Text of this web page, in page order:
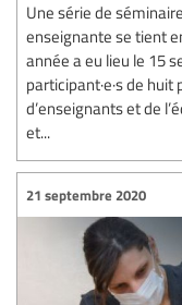
Une série de
enseignante se tient
année a eu lieu le 15
participant·e·s de huit
d’enseignants et de
et...
21 septembre 2020